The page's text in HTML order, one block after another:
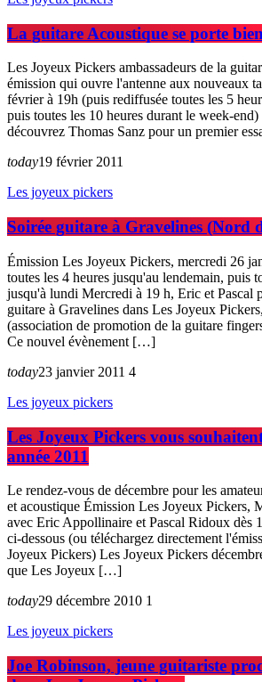
La guitare Acoustique se porte bien
Les Joyeux Pickers ambassadeurs de la
émission qui ouvre l'antenne aux nouveaux
février à 19h (puis rediffusée toutes les 5
puis toutes les 10 heures durant le week-
découvrez Thomas Sanz pour un premier
today19 février 2011
Les joyeux pickers
Soirée guitare à Gravelines (Nord
Émission Les Joyeux Pickers, mercredi 26
toutes les 4 heures jusqu'au lendemain, puis
jusqu'à lundi Mercredi à 19 h, Eric et Pascal
guitare à Gravelines dans Les Joyeux
(association de promotion de la guitare
Ce nouvel évènement […]
today23 janvier 2011 4
Les joyeux pickers
Les Joyeux Pickers vous
année 2011
Le rendez-vous de décembre pour les
et acoustique Émission Les Joyeux Pickers,
avec Eric Appollinaire et Pascal Ridoux dès
ci-dessous (ou téléchargez directement
Joyeux Pickers) Les Joyeux Pickers
que Les Joyeux […]
today29 décembre 2010 1
Les joyeux pickers
Joe Robinson, jeune guitariste